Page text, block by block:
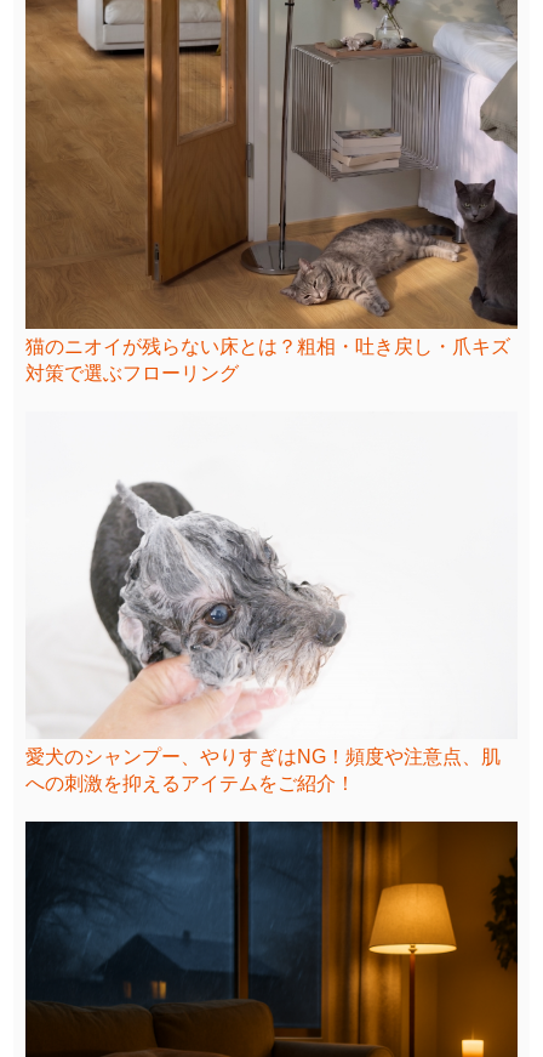
猫のニオイが残らない床とは？粗相・吐き戻し・爪キズ
対策で選ぶフローリング
愛犬のシャンプー、やりすぎはNG！頻度や注意点、肌
への刺激を抑えるアイテムをご紹介！